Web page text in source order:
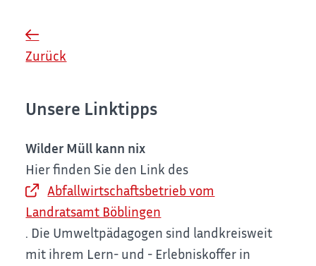
Zurück
Unsere Linktipps
Wilder Müll kann nix
Hier finden Sie den Link des
Abfallwirtschaftsbetrieb vom
Landratsamt Böblingen
. Die Umweltpädagogen sind landkreisweit
mit ihrem Lern- und - Erlebniskoffer in